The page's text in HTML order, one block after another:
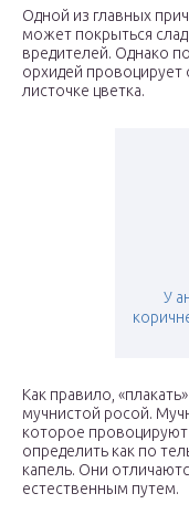
Одной из главных
может покрыться
вредителей. Однако
орхидей провоцирует
листочке цветка.
У
Как правило,
мучнистой росой.
которое
определить как по
капель. Они
естественным путем.